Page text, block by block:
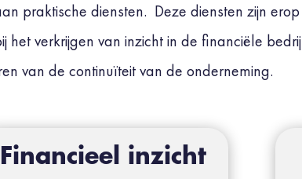
praktische diensten. Deze diensten zijn
het verkrijgen van inzicht in de financiële
van de continuïteit van de onderneming.
Financieel inzicht